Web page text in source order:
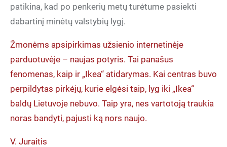
patikina, kad po penkerių metų turėtume pasiekti
dabartinį minėtų valstybių lygį.
Žmonėms apsipirkimas užsienio internetinėje
parduotuvėje – naujas potyris. Tai panašus
fenomenas, kaip ir „Ikea“ atidarymas. Kai centras buvo
perpildytas pirkėjų, kurie elgėsi taip, lyg iki „Ikea“
baldų Lietuvoje nebuvo. Taip yra, nes vartotoją traukia
noras bandyti, pajusti ką nors naujo.
V. Juraitis